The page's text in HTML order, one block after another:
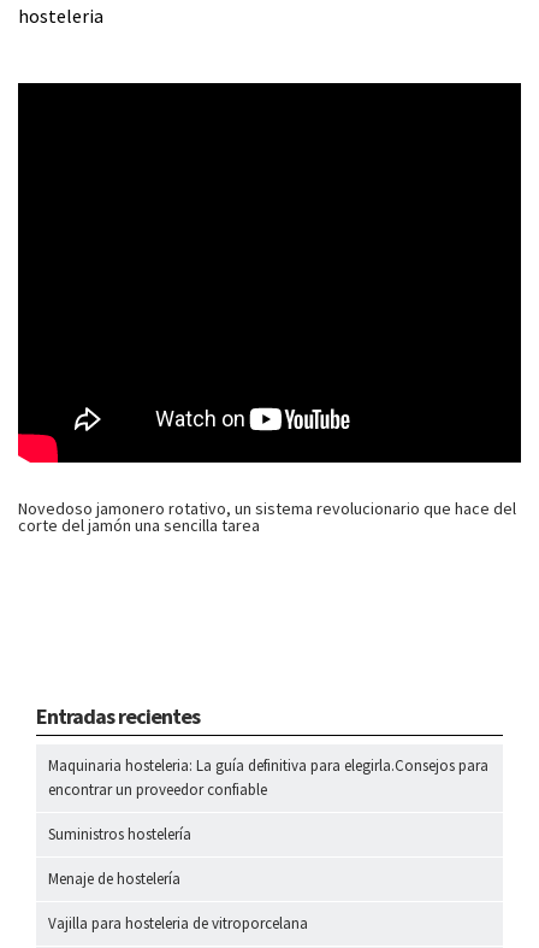
hosteleria
Novedoso jamonero rotativo, un sistema revolucionario que hace del
corte del jamón una sencilla tarea
Entradas recientes
Maquinaria hosteleria: La guía definitiva para elegirla.Consejos para
encontrar un proveedor confiable
Suministros hostelería
Menaje de hostelería
Vajilla para hosteleria de vitroporcelana